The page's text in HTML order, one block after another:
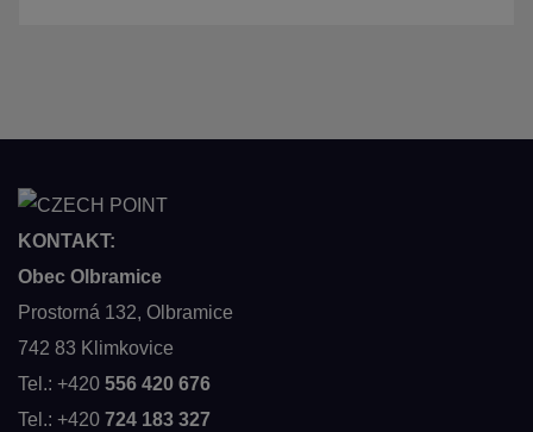
KONTAKT:
Obec Olbramice
Prostorná 132, Olbramice
742 83 Klimkovice
Tel.: +420 556 420 676
Tel.: +420 724 183 327